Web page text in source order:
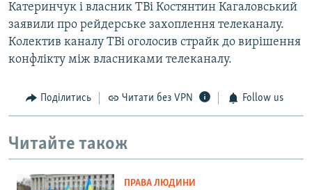
Катеринчук і власник ТВі Костянтин Кагаловський
заявили про рейдерське захоплення телеканалу.
Колектив каналу ТВі оголосив страйк до вирішення
конфлікту між власниками телеканалу.
Поділитись Читати без VPN Follow us
Читайте також
ПРАВА ЛЮДИНИ